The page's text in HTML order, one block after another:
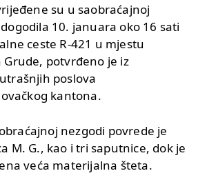
su u saobraćajnoj
10. januara oko 16 sati
ceste R-421 u mjestu
Grude, potvrđeno je iz
poslova
kantona.
nezgodi povrede je
M. G., kao i tri saputnice, dok je
veća materijalna šteta.